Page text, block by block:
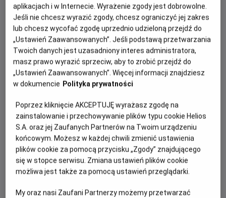
PREMIERA
28 sierpnia 2026
REŻYSERIA
Ridley Scott
SCENARIUSZ
Mark L. Smith
OBSADA
Margaret Qualley, Jacob Elordi
WIĘCEJ SZCZEGÓŁÓW
GODZINY SEANSÓW
PIĄTEK, 28 SIERPNIA 2026
28
SIERPNIA
2026
18:30
2D, napisy
POKAŻ KOLEJNE DNI
OPIS FILMU
aplikacjach i w Internecie. Wyrażenie zgody jest dobrowolne.
Jeśli nie chcesz wyrazić zgody, chcesz ograniczyć jej zakres
lub chcesz wycofać zgodę uprzednio udzieloną przejdź do
„Ustawień Zaawansowanych”. Jeśli podstawą przetwarzania
Twoich danych jest uzasadniony interes administratora,
masz prawo wyrazić sprzeciw, aby to zrobić przejdź do
„Ustawień Zaawansowanych”. Więcej informacji znajdziesz
w dokumencie Polityka prywatności
Poprzez kliknięcie AKCEPTUJĘ wyrażasz zgodę na
zainstalowanie i przechowywanie plików typu cookie Helios
S.A. oraz jej Zaufanych Partnerów na Twoim urządzeniu
końcowym. Możesz w każdej chwili zmienić ustawienia
plików cookie za pomocą przycisku „Zgody” znajdującego
się w stopce serwisu. Zmiana ustawień plików cookie
możliwa jest także za pomocą ustawień przeglądarki.
My oraz nasi Zaufani Partnerzy możemy przetwarzać